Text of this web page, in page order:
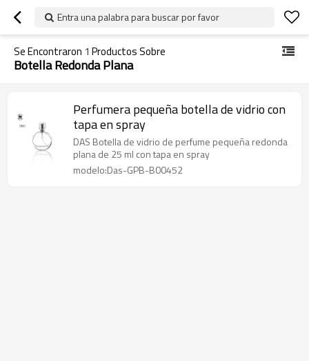
Entra una palabra para buscar por favor
Se Encontraron 1 Productos Sobre
Botella Redonda Plana
Perfumera pequeña botella de vidrio con
tapa en spray
DAS Botella de vidrio de perfume pequeña redonda
plana de 25 ml con tapa en spray
modelo:Das-GPB-B00452